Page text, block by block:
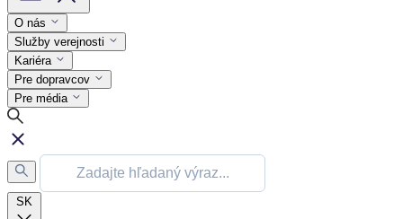
O nás
Služby verejnosti
Kariéra
Pre dopravcov
Pre média
SK